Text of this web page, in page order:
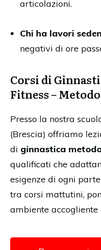
articolazioni.
Chi ha lavori
negativi di ore
Corsi di
Fitness –
Presso la nostra
(Brescia) offriamo
di ginnastica
qualificati che
esigenze di ogni
tra corsi mattutini,
ambiente accogliente